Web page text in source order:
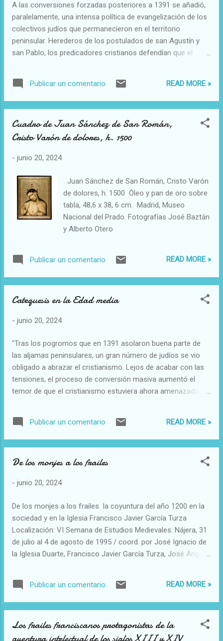
este: la experiencia de Dios relacional y comunitaria, la
mística del nosotros. La mirada teológica de la realidad, el
paradigma desde el cuál se podrían buscar las respuestas a
la cultura y a los desafíos sociop...
A las conversiones forzadas posteriores a 1391 se añadió,
paralelamente, una intensa política de evangelización de los
colectivos judíos que permanecieron en el territorio
peninsular. Herederos de los postulados de san Agustín y
san Pablo, los predicadores cristianos defendían que el
participaba de una conversión universal que uniría a viejos y
nuevos cristianos. Esta labor de persuasión catequética se
desarrolló al tiempo que se promulgaban nuevas medidas
aumentaron la presión sobre los judíos. Los hechos señalan
que el proselitismo y el recurso a la predicación siempre
segregadoras.
Publicar un comentario READ MORE »
Cuadro de Juan Sánchez de San Román,
Cristo Varón de dolores, h. 1500
- junio 20, 2024
Juan Sánchez de San Román, Cristo Varón
de dolores, h. 1500 Óleo y pan de oro sobre
tabla, 48,6 x 38, 6 cm. Madrid, Museo
Nacional del Prado. Fotografías José Baztán
y Alberto Otero
Publicar un comentario READ MORE »
Catequesis en la Edad media
- junio 20, 2024
"Tras los pogromos que en 1391 asolaron buena parte de
las aljamas peninsulares, un gran número de judíos se vio
obligado a abrazar el cristianismo. Lejos de acabar con las
tensiones, el proceso de conversión masiva aumentó el
temor de que el cristianismo estuviera ahora amenazado
acusación de judaizar, los miedos y ansiedades se
redirigieron hacia los cristianos nuevos, es decir, hacia los
conversos y sus descendientes. En esta situación, única en
poderoso para expresar deseos e inquietudes de muy
evangelización las utilizaron para transmitir la necesidad de
Ley de Moisés. Por el otro, el creciente clima de
desconfianza impulsó a muchos conversos a encargar
imágenes religiosas para despejar las sospechas de
judaizar. En un caso u otro, las imágenes estuvieron e...
Publicar un comentario READ MORE »
De los monjes a los frailes
- junio 20, 2024
De los monjes a los frailes la coyuntura del año 1200 en la
sociedad y en la Iglesia Francisco Javier García Turza
Localización: VI Semana de Estudios Medievales: Nájera, 31
de julio al 4 de agosto de 1995 / coord. por José Ignacio de
la Iglesia Duarte, Francisco Javier García Turza, José Ángel
Publicar un comentario READ MORE »
Los frailes franciscanos protagonistas de la
aventura intelectual de los siglos XIII y XIV